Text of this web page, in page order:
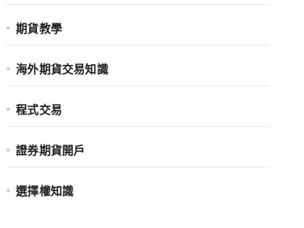
期貨教學
海外期貨交易知識
程式交易
證券期貨開戶
選擇權知識